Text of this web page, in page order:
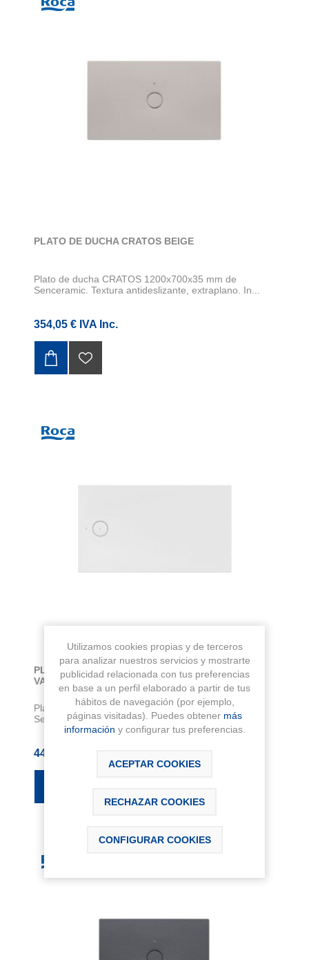
PLATO DE DUCHA CRATOS BEIGE
Plato de ducha CRATOS 1200x700x35 mm de
Senceramic. Textura antideslizante, extraplano. In...
354,05 € IVA Inc.
PLATO DE DUCHA CRATOS BLANCO CON
VALVULA LATERAL
Plato de ducha CRATOS 1400x800x35 mm de
Senceramic. Textura antideslizante, extraplano. In...
440,44 € IVA Inc.
Utilizamos cookies propias y de terceros
para analizar nuestros servicios y mostrarte
publicidad relacionada con tus preferencias
en base a un perfil elaborado a partir de tus
hábitos de navegación (por ejemplo,
páginas visitadas). Puedes obtener más
información y configurar tus preferencias.
ACEPTAR COOKIES
RECHAZAR COOKIES
CONFIGURAR COOKIES